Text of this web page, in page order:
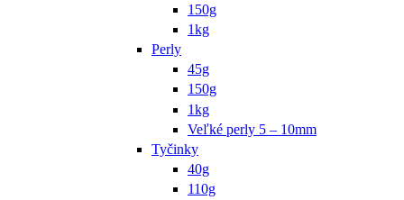
150g
1kg
Perly
45g
150g
1kg
Veľké perly 5 – 10mm
Tyčinky
40g
110g